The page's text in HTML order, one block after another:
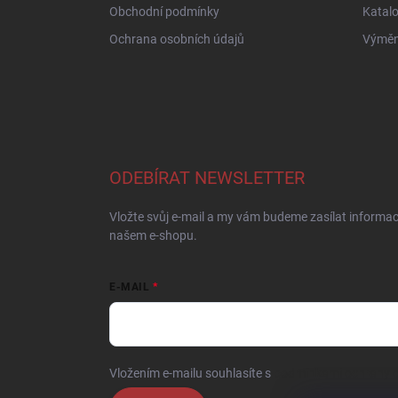
Obchodní podmínky
Ochrana osobních údajů
ODEBÍRAT NEWSLETTER
Vložte svůj e-mail a my vám budeme zasílat
našem e-shopu.
E-MAIL
Vložením e-mailu souhlasíte s